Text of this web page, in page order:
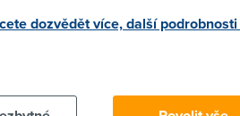
systémy – hypervizory. Ty
na základní úrovni zná i
několik operačních systémů,
dozvědět více, další